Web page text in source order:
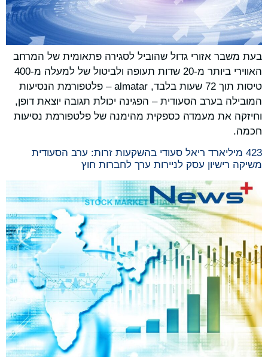
בעת משבר אזורי גדול שהוביל לסגירה פתאומית של המרחב
האווירי ביותר מ-20 שדות תעופה ולביטול של למעלה מ-400
טיסות תוך 72 שעות בלבד, almatar – פלטפורמת הנסיעות
המובילה בערב הסעודית – הפגינה יכולת תגובה יוצאת דופן,
וחיזקה את מעמדה כספקית מהימנה של פלטפורמת נסיעות
חכמה.
423 מיליארד ריאל סעודי בהשקעות זרות: ערב הסעודית
משיקה רישיון עסק לניירות ערך לחברות חוץ